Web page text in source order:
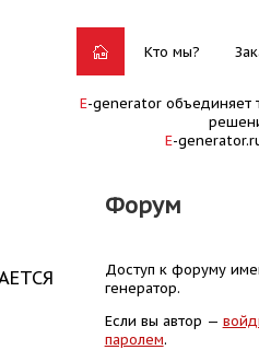
Кто мы?
E-generator объединяет
E-
Форум
Доступ к форуму
генератор.
Если вы автор —
паролем.